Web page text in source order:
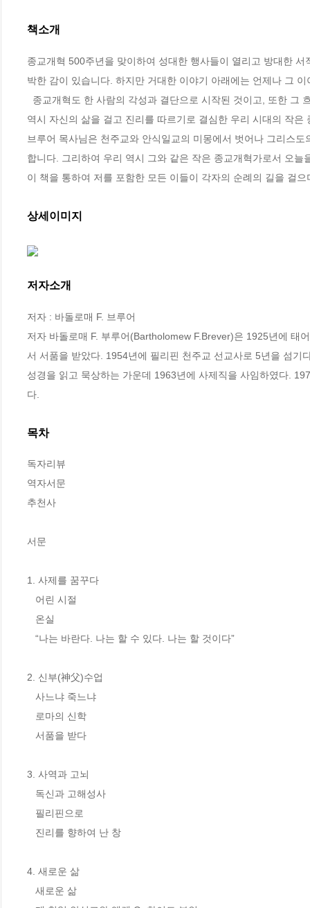
책소개
종교개혁 500주년을 맞이하여 성대한 행사들이 열리고 방대한
박한 감이 있습니다. 하지만 거대한 이야기 아래에는 언제나 그
역시 자신의 삶을 걸고 진리를 따르기로 결심한 우리 시대의 작
브루어 목사님은 천주교와 안식일교의 미몽에서 벗어나 그리스
합니다. 그리하여 우리 역시 그와 같은 작은 종교개혁가로서 오
이 책을 통하여 저를 포함한 모든 이들이 각자의 순례의 길을 걸
상세이미지
저자소개
저자 : 바돌로매 F. 브루어
저자 바돌로매 F. 부루어(Bartholomew F.Brever)은 1925년에 태
서 서품을 받았다. 1954년에 필리핀 천주교 선교사로 5년을 섬
성경을 읽고 묵상하는 가운데 1963년에 사제직을 사임하였다.
다.
목차
독자리뷰
역자서문
추천사
서문
1. 사제를 꿈꾸다
2. 신부(神父)수업
3. 사역과 고뇌
4. 새로운 삶